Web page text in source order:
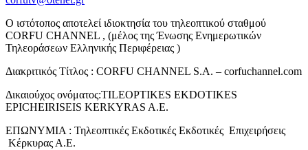
Ο ιστότοπος αποτελεί ιδιοκτησία του τηλεοπτικού σταθμού
CORFU CHANNEL , (μέλος της Ένωσης Ενημερωτικών
Τηλεοράσεων Ελληνικής Περιφέρειας )
Διακριτικός Τίτλος : CORFU CHANNEL S.A. – corfuchannel.com
Δικαιούχος ονόματος:TILEOPTIKES EKDOTIKES
EPICHEIRISEIS KERKYRAS A.E.
ΕΠΩΝΥΜΙΑ : Τηλεοπτικές Εκδοτικές Εκδοτικές Επιχειρήσεις
Κέρκυρας Α.Ε.